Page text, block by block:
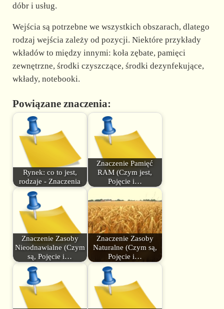
dóbr i usług.
Wejścia są potrzebne we wszystkich obszarach, dlatego
rodzaj wejścia zależy od pozycji. Niektóre przykłady
wkładów to między innymi: koła zębate, pamięci
zewnętrzne, środki czyszczące, środki dezynfekujące,
wkłady, notebooki.
Powiązane znaczenia:
Rynek: co to jest,
rodzaje - Znaczenia
Znaczenie Pamięć
RAM (Czym jest,
Pojęcie i…
Znaczenie Zasoby
Nieodnawialne (Czym
są, Pojęcie i…
Znaczenie Zasoby
Naturalne (Czym są,
Pojęcie i…